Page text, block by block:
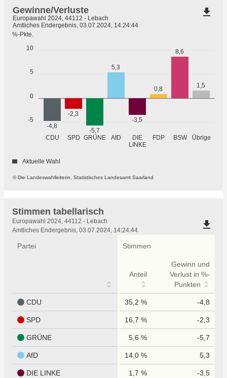
-5
0
5
10
%-Pkte.
CDU SPD GRÜNE AfD
DIE
LINKE
FDP BSW Übrige
-4,8
-2,3
-5,7
5,3
-3,5
0,8
8,6
1,5
© Die Landeswahlleiterin, Statistisches Landesamt Saarland
Gewinne/Verluste
Europawahl 2024, 44112 - Lebach
Amtliches Endergebnis, 03.07.2024, 14:24:44
Aktuelle Wahl
file_download
Stimmen tabellarisch
Stimmen
tabellarisch
Europawahl 2024, 44112 - Lebach
Amtliches Endergebnis, 03.07.2024, 14:24:44
file_download
Partei Stimmen
Anteil
Gewinn und
Verlust in %-
Punkten
CDU 35,2 % -4,8
SPD 16,7 % -2,3
GRÜNE 5,6 % -5,7
AfD 14,0 % 5,3
DIE LINKE 1,7 % -3,5